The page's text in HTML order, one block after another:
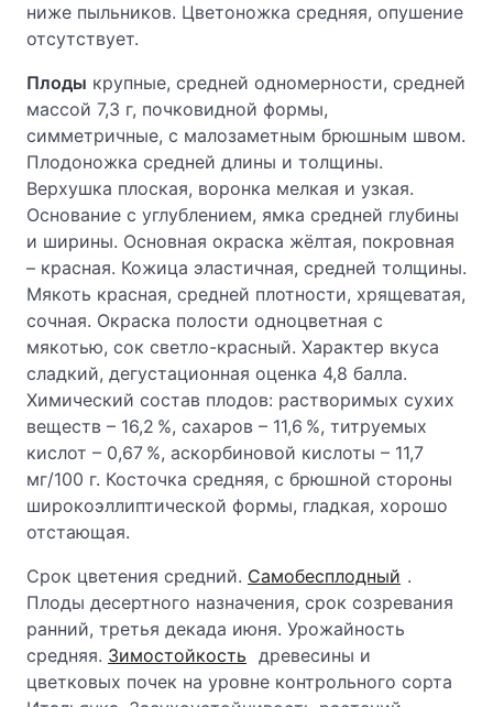
ниже пыльников. Цветоножка средняя, опушение
отсутствует.
Плоды крупные, средней одномерности, средней
массой 7,3 г, почковидной формы,
симметричные, с малозаметным брюшным швом.
Плодоножка средней длины и толщины.
Верхушка плоская, воронка мелкая и узкая.
Основание с углублением, ямка средней глубины
и ширины. Основная окраска жёлтая, покровная
– красная. Кожица эластичная, средней толщины.
Мякоть красная, средней плотности, хрящеватая,
сочная. Окраска полости одноцветная с
мякотью, сок светло-красный. Характер вкуса
сладкий, дегустационная оценка 4,8 балла.
Химический состав плодов: растворимых сухих
веществ – 16,2 %, сахаров – 11,6 %, титруемых
кислот – 0,67 %, аскорбиновой кислоты – 11,7
мг/100 г. Косточка средняя, с брюшной стороны
широкоэллиптической формы, гладкая, хорошо
отстающая.
Срок цветения средний. Самобесплодный .
Плоды десертного назначения, срок созревания
ранний, третья декада июня. Урожайность
средняя. Зимостойкость древесины и
цветковых почек на уровне контрольного сорта